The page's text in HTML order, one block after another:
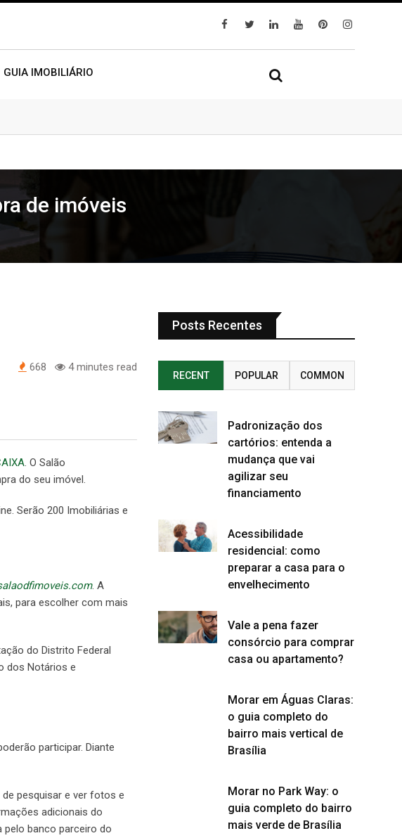
GUIA IMOBILIÁRIO
de imóveis
668 4 minutes read
. O Salão
do seu imóvel.
Serão 200 Imobiliárias e
. A
para escolher com mais
do Distrito Federal
dos Notários e
participar. Diante
pesquisar e ver fotos e
adicionais do
pelo banco parceiro do
Posts Recentes
RECENT POPULAR COMMON
Padronização dos
cartórios: entenda a
mudança que vai
agilizar seu
financiamento
Acessibilidade
residencial: como
preparar a casa para o
envelhecimento
Vale a pena fazer
consórcio para comprar
casa ou apartamento?
Morar em Águas Claras:
o guia completo do
bairro mais vertical de
Brasília
Morar no Park Way: o
guia completo do bairro
mais verde de Brasília